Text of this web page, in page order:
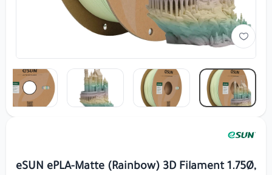
eSUN ePLA-Matte (Rainbow) 3D Filament 1.75Ø,